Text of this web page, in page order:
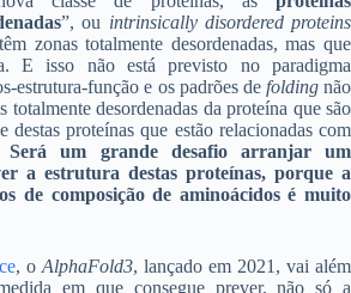
”, ou intrinsically disordered proteins
zonas totalmente desordenadas, mas que
E isso não está previsto no paradigma
estrutura-função e os padrões de folding não
totalmente desordenadas da proteína que são
destas proteínas que estão relacionadas com
Será um grande desafio arranjar um
a estrutura destas proteínas, porque a
de composição de aminoácidos é muito
, o AlphaFold3, lançado em 2021, vai além
em que consegue prever, não só a